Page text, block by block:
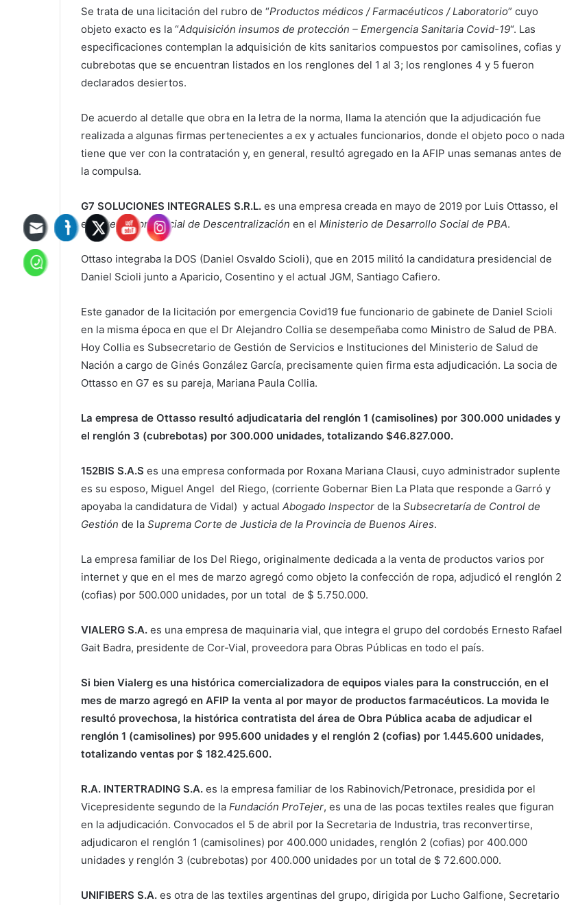
Se trata de una licitación del rubro de “Productos médicos / Farmacéuticos / Laboratorio” cuyo
objeto exacto es la “Adquisición insumos de protección – Emergencia Sanitaria Covid-19“. Las
especificaciones contemplan la adquisición de kits sanitarios compuestos por camisolines, cofias y
cubrebotas que se encuentran listados en los renglones del 1 al 3; los renglones 4 y 5 fueron
declarados desiertos.
De acuerdo al detalle que obra en la letra de la norma, llama la atención que la adjudicación fue
realizada a algunas firmas pertenecientes a ex y actuales funcionarios, donde el objeto poco o nada
tiene que ver con la contratación y, en general, resultó agregado en la AFIP unas semanas antes de
la compulsa.
G7 SOLUCIONES INTEGRALES S.R.L. es una empresa creada en mayo de 2019 por Luis Ottasso, el
exDirector provincial de Descentralización en el Ministerio de Desarrollo Social de PBA.
Ottaso integraba la DOS (Daniel Osvaldo Scioli), que en 2015 militó la candidatura presidencial de
Daniel Scioli junto a Aparicio, Cosentino y el actual JGM, Santiago Cafiero.
Este ganador de la licitación por emergencia Covid19 fue funcionario de gabinete de Daniel Scioli
en la misma época en que el Dr Alejandro Collia se desempeñaba como Ministro de Salud de PBA.
Hoy Collia es Subsecretario de Gestión de Servicios e Instituciones del Ministerio de Salud de
Nación a cargo de Ginés González García, precisamente quien firma esta adjudicación. La socia de
Ottasso en G7 es su pareja, Mariana Paula Collia.
La empresa de Ottasso resultó adjudicataria del renglón 1 (camisolines) por 300.000 unidades y
el renglón 3 (cubrebotas) por 300.000 unidades, totalizando $46.827.000.
152BIS S.A.S es una empresa conformada por Roxana Mariana Clausi, cuyo administrador suplente
es su esposo, Miguel Angel del Riego, (corriente Gobernar Bien La Plata que responde a Garró y
apoyaba la candidatura de Vidal) y actual Abogado Inspector de la Subsecretaría de Control de
Gestión de la Suprema Corte de Justicia de la Provincia de Buenos Aires.
La empresa familiar de los Del Riego, originalmente dedicada a la venta de productos varios por
internet y que en el mes de marzo agregó como objeto la confección de ropa, adjudicó el renglón 2
(cofias) por 500.000 unidades, por un total de $ 5.750.000.
VIALERG S.A. es una empresa de maquinaria vial, que integra el grupo del cordobés Ernesto Rafael
Gait Badra, presidente de Cor-Vial, proveedora para Obras Públicas en todo el país.
Si bien Vialerg es una histórica comercializadora de equipos viales para la construcción, en el
mes de marzo agregó en AFIP la venta al por mayor de productos farmacéuticos. La movida le
resultó provechosa, la histórica contratista del área de Obra Pública acaba de adjudicar el
renglón 1 (camisolines) por 995.600 unidades y el renglón 2 (cofias) por 1.445.600 unidades,
totalizando ventas por $ 182.425.600.
R.A. INTERTRADING S.A. es la empresa familiar de los Rabinovich/Petronace, presidida por el
Vicepresidente segundo de la Fundación ProTejer, es una de las pocas textiles reales que figuran
en la adjudicación. Convocados el 5 de abril por la Secretaria de Industria, tras reconvertirse,
adjudicaron el renglón 1 (camisolines) por 400.000 unidades, renglón 2 (cofias) por 400.000
unidades y renglón 3 (cubrebotas) por 400.000 unidades por un total de $ 72.600.000.
UNIFIBERS S.A. es otra de las textiles argentinas del grupo, dirigida por Lucho Galfione, Secretario